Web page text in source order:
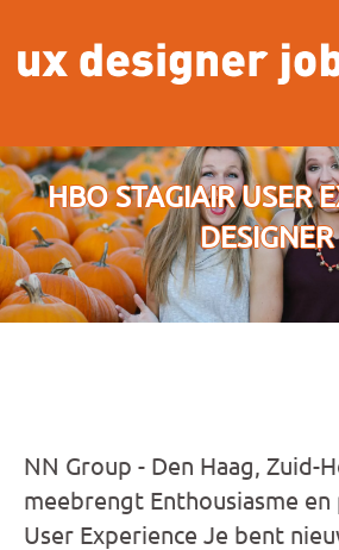
HOOFDMENU
HBO STAGIAIR USER
DESIGNER
NN Group - Den Haag, Zuid-
meebrengt Enthousiasme en
User Experience Je bent